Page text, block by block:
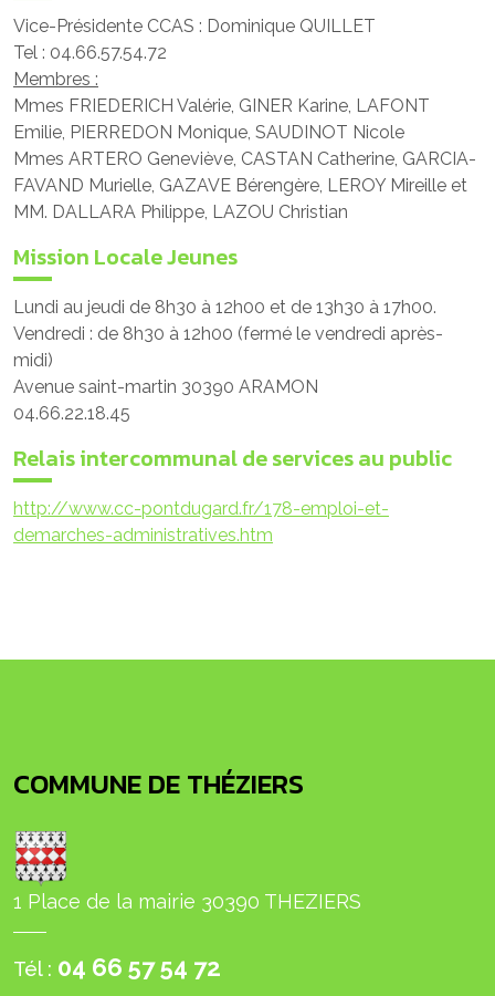
Vice-Présidente CCAS : Dominique QUILLET
Tel : 04.66.57.54.72
Membres :
Mmes FRIEDERICH Valérie, GINER Karine, LAFONT
Emilie, PIERREDON Monique, SAUDINOT Nicole
Mmes ARTERO Geneviève, CASTAN Catherine, GARCIA-
FAVAND Murielle, GAZAVE Bérengère, LEROY Mireille et
MM. DALLARA Philippe, LAZOU Christian
Mission Locale Jeunes
Lundi au jeudi de 8h30 à 12h00 et de 13h30 à 17h00.
Vendredi : de 8h30 à 12h00 (fermé le vendredi après-
midi)
Avenue saint-martin 30390 ARAMON
04.66.22.18.45
Relais intercommunal de services au public
http://www.cc-pontdugard.fr/178-emploi-et-
demarches-administratives.htm
COMMUNE DE THÉZIERS
1 Place de la mairie 30390 THEZIERS
Tél : 04 66 57 54 72